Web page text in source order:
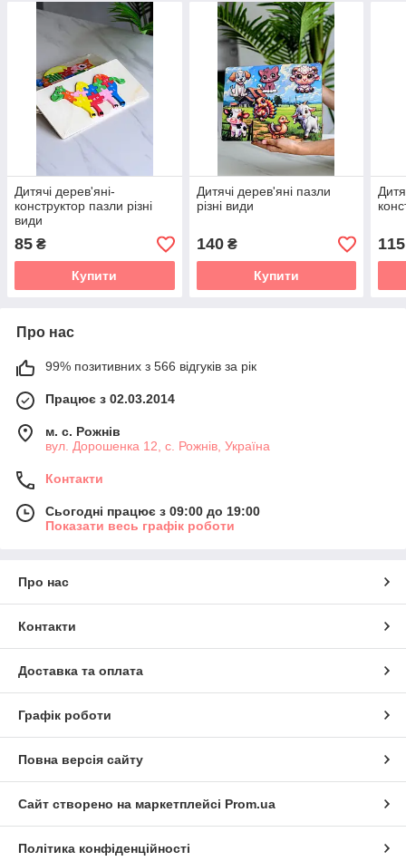
Дитячі дерев'яні-
конструктор пазли різні
види
85 ₴
Купити
Дитячі дерев'яні пазли
різні види
140₴
Купити
115
Про нас
99% позитивних з 566 відгуків за рік
Працює з 02.03.2014
м. с. Рожнів
вул. Дорошенка 12, с. Рожнів, Україна
Контакти
Сьогодні працює з 09:00 до 19:00
Показати весь графік роботи
Про нас
Контакти
Доставка та оплата
Графік роботи
Повна версія сайту
Сайт створено на маркетплейсі Prom.ua
Політика конфіденційності